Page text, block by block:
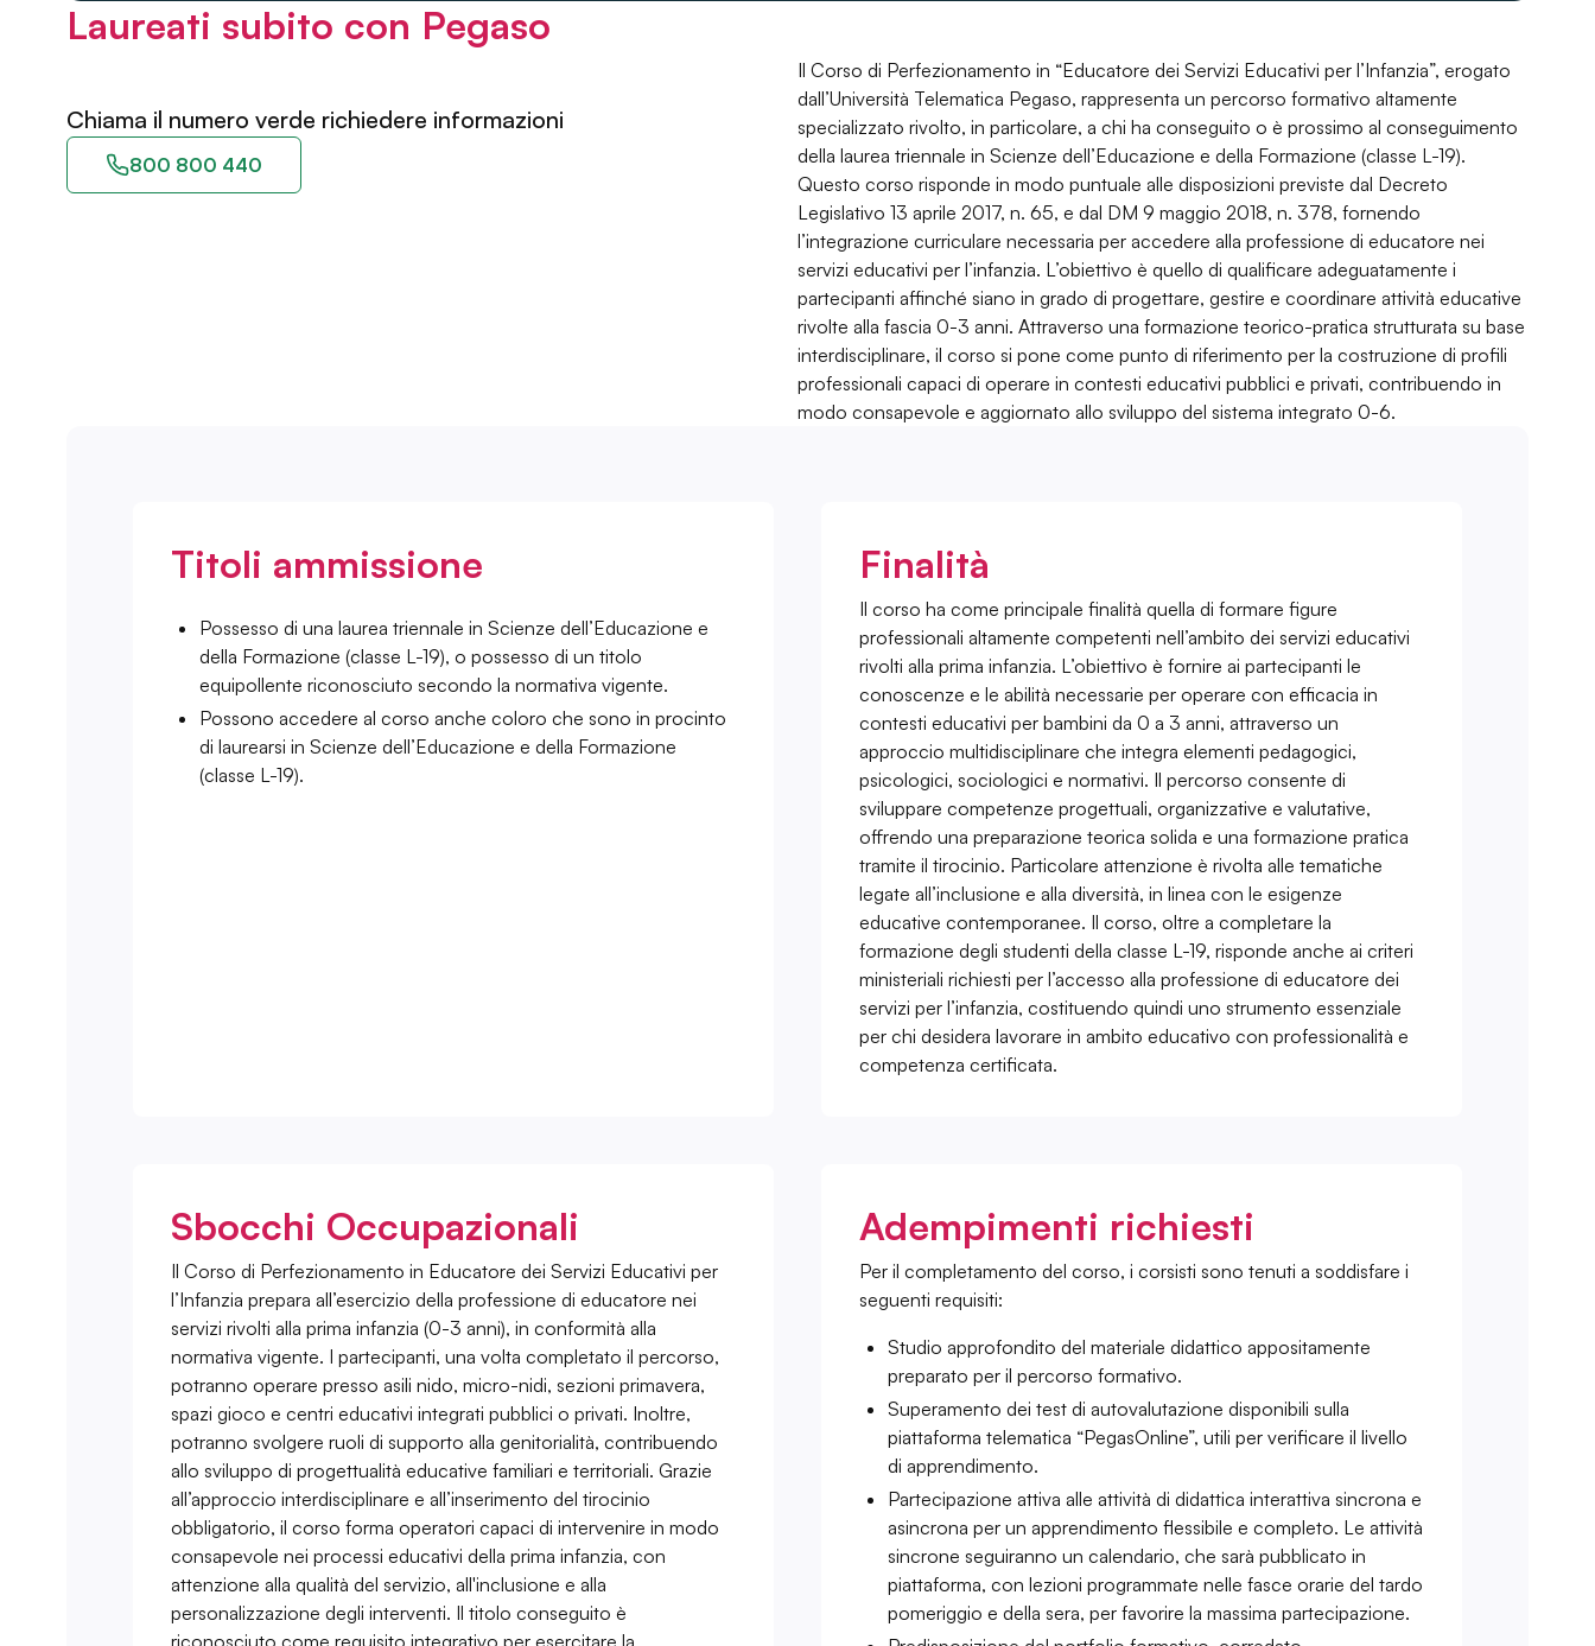
Laureati subito con Pegaso
Chiama il numero verde richiedere informazioni
800 800 440
Il Corso di Perfezionamento in “Educatore dei Servizi Educativi per l’Infanzia”, erogato
dall’Università Telematica Pegaso, rappresenta un percorso formativo altamente
specializzato rivolto, in particolare, a chi ha conseguito o è prossimo al conseguimento
della laurea triennale in Scienze dell’Educazione e della Formazione (classe L-19).
Questo corso risponde in modo puntuale alle disposizioni previste dal Decreto
Legislativo 13 aprile 2017, n. 65, e dal DM 9 maggio 2018, n. 378, fornendo
l’integrazione curriculare necessaria per accedere alla professione di educatore nei
servizi educativi per l’infanzia. L’obiettivo è quello di qualificare adeguatamente i
partecipanti affinché siano in grado di progettare, gestire e coordinare attività educative
rivolte alla fascia 0-3 anni. Attraverso una formazione teorico-pratica strutturata su base
interdisciplinare, il corso si pone come punto di riferimento per la costruzione di profili
professionali capaci di operare in contesti educativi pubblici e privati, contribuendo in
modo consapevole e aggiornato allo sviluppo del sistema integrato 0-6.
Titoli ammissione
Possesso di una laurea triennale in Scienze dell’Educazione e
della Formazione (classe L-19), o possesso di un titolo
equipollente riconosciuto secondo la normativa vigente.
Possono accedere al corso anche coloro che sono in procinto
di laurearsi in Scienze dell’Educazione e della Formazione
(classe L-19).
Finalità
Il corso ha come principale finalità quella di formare figure
professionali altamente competenti nell’ambito dei servizi educativi
rivolti alla prima infanzia. L’obiettivo è fornire ai partecipanti le
conoscenze e le abilità necessarie per operare con efficacia in
contesti educativi per bambini da 0 a 3 anni, attraverso un
approccio multidisciplinare che integra elementi pedagogici,
psicologici, sociologici e normativi. Il percorso consente di
sviluppare competenze progettuali, organizzative e valutative,
offrendo una preparazione teorica solida e una formazione pratica
tramite il tirocinio. Particolare attenzione è rivolta alle tematiche
legate all’inclusione e alla diversità, in linea con le esigenze
educative contemporanee. Il corso, oltre a completare la
formazione degli studenti della classe L-19, risponde anche ai criteri
ministeriali richiesti per l’accesso alla professione di educatore dei
servizi per l’infanzia, costituendo quindi uno strumento essenziale
per chi desidera lavorare in ambito educativo con professionalità e
competenza certificata.
Sbocchi Occupazionali
Il Corso di Perfezionamento in Educatore dei Servizi Educativi per
l’Infanzia prepara all’esercizio della professione di educatore nei
servizi rivolti alla prima infanzia (0-3 anni), in conformità alla
normativa vigente. I partecipanti, una volta completato il percorso,
potranno operare presso asili nido, micro-nidi, sezioni primavera,
spazi gioco e centri educativi integrati pubblici o privati. Inoltre,
potranno svolgere ruoli di supporto alla genitorialità, contribuendo
allo sviluppo di progettualità educative familiari e territoriali. Grazie
all’approccio interdisciplinare e all’inserimento del tirocinio
obbligatorio, il corso forma operatori capaci di intervenire in modo
consapevole nei processi educativi della prima infanzia, con
attenzione alla qualità del servizio, all'inclusione e alla
personalizzazione degli interventi. Il titolo conseguito è
riconosciuto come requisito integrativo per esercitare la
Adempimenti richiesti
Per il completamento del corso, i corsisti sono tenuti a soddisfare i
seguenti requisiti:
Studio approfondito del materiale didattico appositamente
preparato per il percorso formativo.
Superamento dei test di autovalutazione disponibili sulla
piattaforma telematica “PegasOnline”, utili per verificare il livello
di apprendimento.
Partecipazione attiva alle attività di didattica interattiva sincrona e
asincrona per un apprendimento flessibile e completo. Le attività
sincrone seguiranno un calendario, che sarà pubblicato in
piattaforma, con lezioni programmate nelle fasce orarie del tardo
pomeriggio e della sera, per favorire la massima partecipazione.